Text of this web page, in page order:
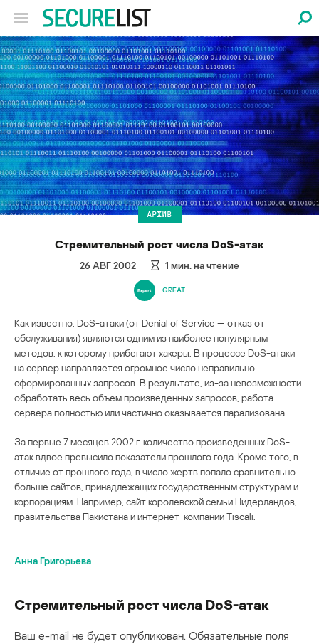
АРХИВ
Стремительный рост числа DoS-атак
26 АВГ 2002 1 мин. на чтение
GREAT
Как известно, DoS-атаки (от Denial of Service — отказ от
обслуживания) являются одним из наиболее популярным
методов, к которому прибегают хакеры. В процессе DoS-атаки
на сервер направляется огромное число неправильно
сформированных запросов. В результате, из-за невозможности
обработать весь объем произведенных запросов, работа
сервера полностью или частично оказывается парализована.
За первые 7 месяцев 2002 г. количество произведенных DoS-
атак вдвое превысило показатели прошлого года. Кроме того, в
отличие от прошлого года, в число жертв попало сравнительно
больше сайтов, принадлежащих государственным структурам и
корпорациям. Например, сайт королевской семьи Нидерландов,
правительства Пакистана и интернет-компании Tiscali.
Анна Григорьева
Стремительный рост числа DoS-атак
Ваш e-mail не будет опубликован. Обязательные поля